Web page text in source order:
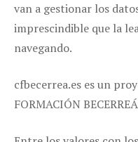
van a gestionar los
imprescindible que la
navegando.
cfbecerrea.es es un
FORMACIÓN